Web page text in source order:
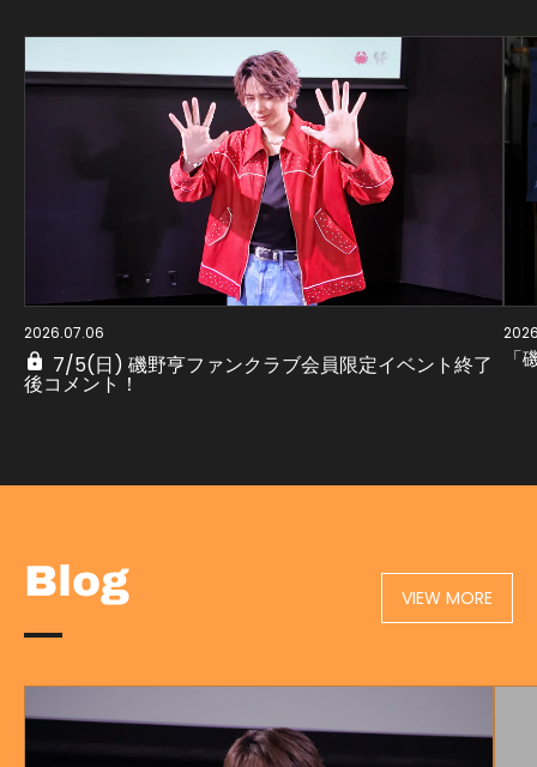
2026.07.06
後コメント！
VIEW MORE